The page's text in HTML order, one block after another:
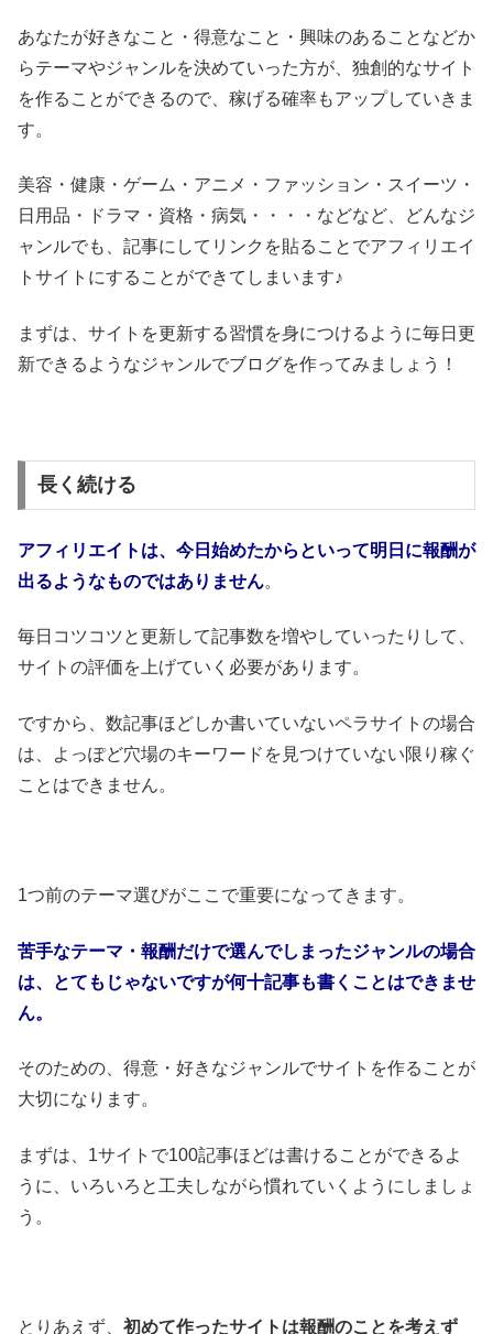
あなたが好きなこと・得意なこと・興味のあることなどか
らテーマやジャンルを決めていった方が、独創的なサイト
を作ることができるので、稼げる確率もアップしていきま
す。
美容・健康・ゲーム・アニメ・ファッション・スイーツ・
日用品・ドラマ・資格・病気・・・・などなど、どんなジ
ャンルでも、記事にしてリンクを貼ることでアフィリエイ
トサイトにすることができてしまいます♪
まずは、サイトを更新する習慣を身につけるように毎日更
新できるようなジャンルでブログを作ってみましょう！
長く続ける
アフィリエイトは、今日始めたからといって明日に報酬が
出るようなものではありません。
毎日コツコツと更新して記事数を増やしていったりして、
サイトの評価を上げていく必要があります。
ですから、数記事ほどしか書いていないペラサイトの場合
は、よっぽど穴場のキーワードを見つけていない限り稼ぐ
ことはできません。
1つ前のテーマ選びがここで重要になってきます。
苦手なテーマ・報酬だけで選んでしまったジャンルの場合
は、とてもじゃないですが何十記事も書くことはできませ
ん。
そのための、得意・好きなジャンルでサイトを作ることが
大切になります。
まずは、1サイトで100記事ほどは書けることができるよ
うに、いろいろと工夫しながら慣れていくようにしましょ
う。
とりあえず、 初めて作ったサイトは報酬のことを考えず